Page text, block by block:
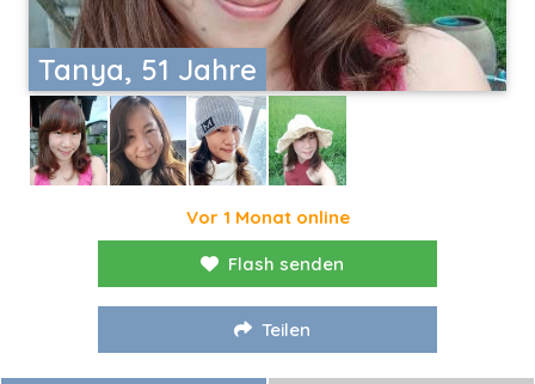
Tanya, 51 Jahre
Vor 1 Monat online
Flash senden
Teilen